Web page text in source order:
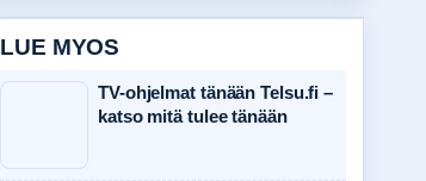
LUE MYOS
TV-ohjelmat tänään Telsu.fi –
katso mitä tulee tänään